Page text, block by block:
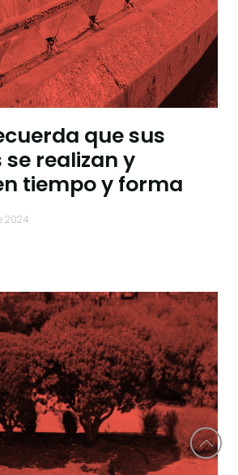
que sus
realizan y
tiempo y forma
2024